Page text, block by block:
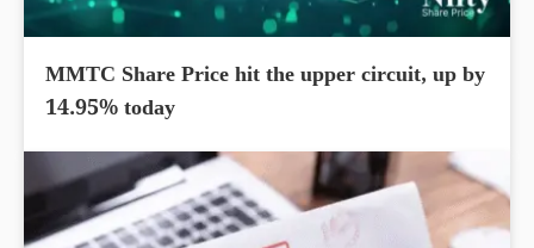
MMTC Share Price hit the upper circuit, up by
14.95% today